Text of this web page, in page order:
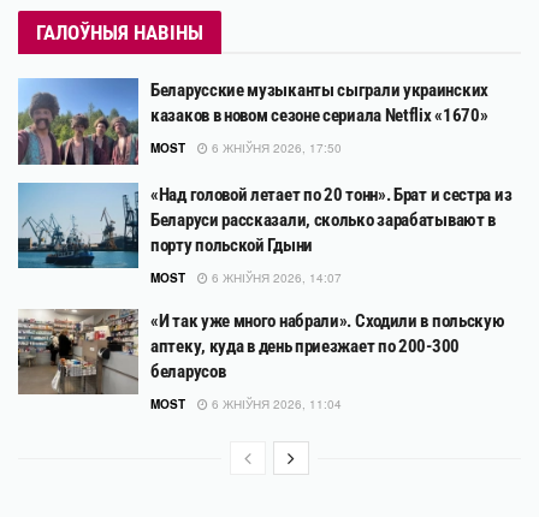
ГАЛОЎНЫЯ НАВІНЫ
Беларусские музыканты сыграли украинских
казаков в новом сезоне сериала Netflix «1670»
MOST 6 ЖНІЎНЯ 2026, 17:50
«Над головой летает по 20 тонн». Брат и сестра из
Беларуси рассказали, сколько зарабатывают в
порту польской Гдыни
MOST 6 ЖНІЎНЯ 2026, 14:07
«И так уже много набрали». Сходили в польскую
аптеку, куда в день приезжает по 200-300
беларусов
MOST 6 ЖНІЎНЯ 2026, 11:04